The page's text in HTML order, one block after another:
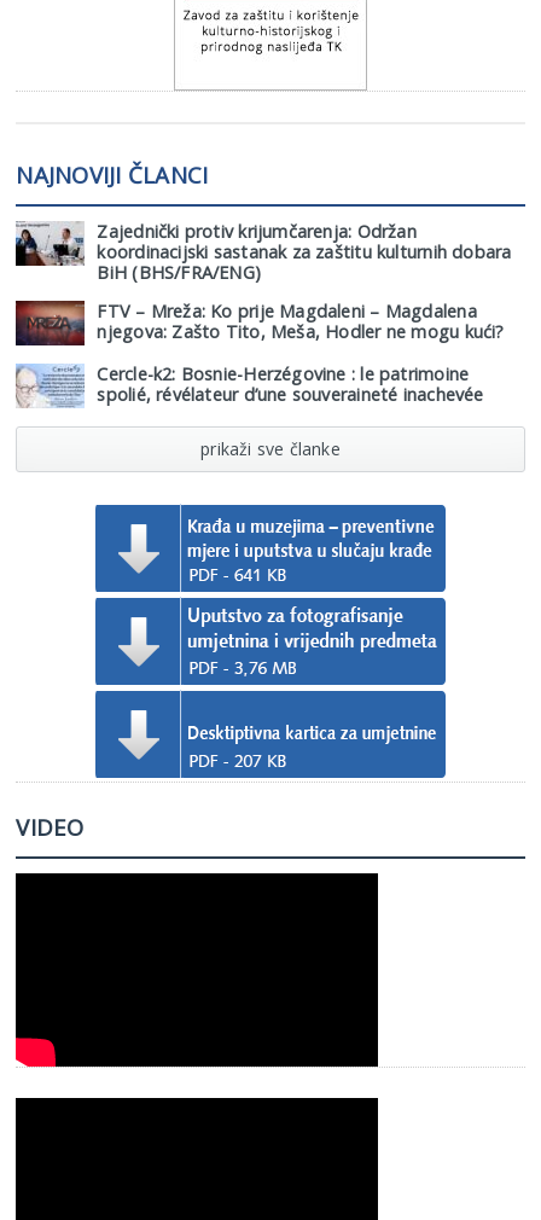
NAJNOVIJI ČLANCI
Zajednički protiv krijumčarenja: Održan
koordinacijski sastanak za zaštitu kulturnih dobara
BiH (BHS/FRA/ENG)
FTV – Mreža: Ko prije Magdaleni – Magdalena
njegova: Zašto Tito, Meša, Hodler ne mogu kući?
Cercle-k2: Bosnie-Herzégovine : le patrimoine
spolié, révélateur d’une souveraineté inachevée
prikaži sve članke
VIDEO